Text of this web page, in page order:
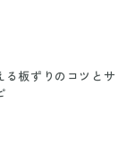
る板ずりのコツとサ